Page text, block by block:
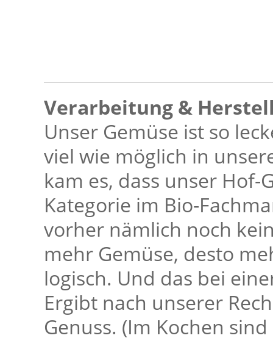
Verarbeitung &
Unser Gemüse ist so
viel wie möglich in
kam es, dass unser
Kategorie im Bio-
vorher nämlich noch
mehr Gemüse, desto
logisch. Und das bei
Ergibt nach unserer
Genuss. (Im Kochen